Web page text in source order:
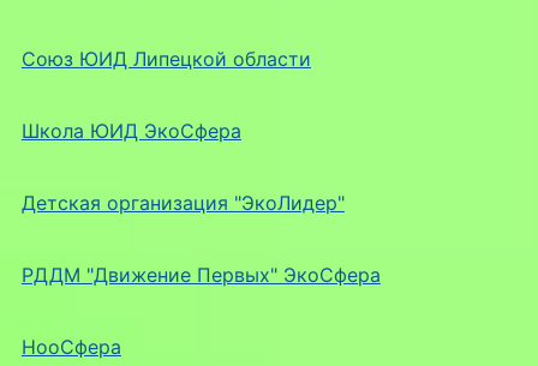
Союз ЮИД Липецкой области
Школа ЮИД ЭкоСфера
Детская организация "ЭкоЛидер"
РДДМ "Движение Первых" ЭкоСфера
НооСфера